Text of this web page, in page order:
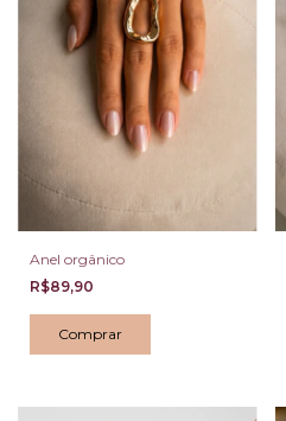
Anel orgânico
R$89,90